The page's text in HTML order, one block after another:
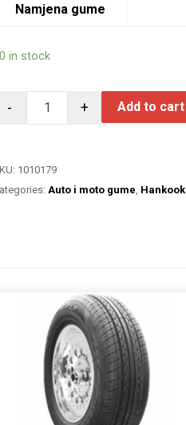
Namjena gume
in stock
- + Add to cart
1010179
Auto i moto gume Hankook